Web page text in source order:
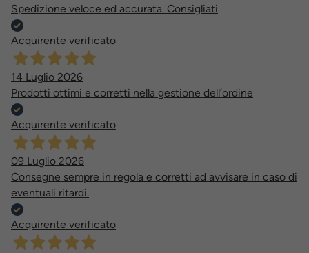
Spedizione veloce ed accurata. Consigliati
Acquirente verificato
14 Luglio 2026
Prodotti ottimi e corretti nella gestione dell’ordine
Acquirente verificato
09 Luglio 2026
Consegne sempre in regola e corretti ad avvisare in caso di
eventuali ritardi.
Acquirente verificato